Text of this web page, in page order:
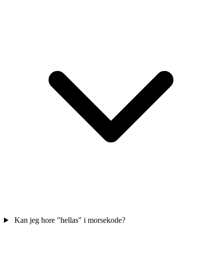
Kan jeg hore "hellas" i morsekode?